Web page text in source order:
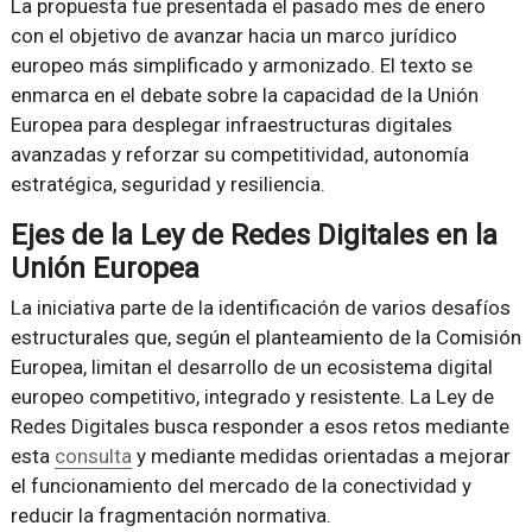
La propuesta fue presentada el pasado mes de enero
con el objetivo de avanzar hacia un marco jurídico
europeo más simplificado y armonizado. El texto se
enmarca en el debate sobre la capacidad de la Unión
Europea para desplegar infraestructuras digitales
avanzadas y reforzar su competitividad, autonomía
estratégica, seguridad y resiliencia.
Ejes de la Ley de Redes Digitales en la
Unión Europea
La iniciativa parte de la identificación de varios desafíos
estructurales que, según el planteamiento de la Comisión
Europea, limitan el desarrollo de un ecosistema digital
europeo competitivo, integrado y resistente. La Ley de
Redes Digitales busca responder a esos retos mediante
esta consulta y mediante medidas orientadas a mejorar
el funcionamiento del mercado de la conectividad y
reducir la fragmentación normativa.